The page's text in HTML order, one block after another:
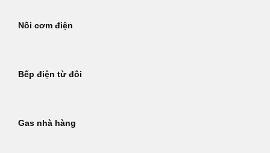
Nồi cơm điện
Bếp điện từ đôi
Gas nhà hàng